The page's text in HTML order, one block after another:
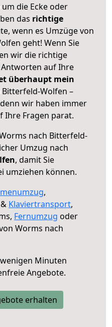
die Ecke oder
das richtige
wenn es Umzüge von
geht! Wenn Sie
wir die richtige
Antworten auf Ihre
überhaupt mein
Wolfen –
wir haben immer
Ihre Fragen parat.
nach Bitterfeld-
Umzug nach
, damit Sie
umziehen können.
,
Klaviertransport,
Fernumzug oder
Worms nach
Minuten
Angebote.
erhalten